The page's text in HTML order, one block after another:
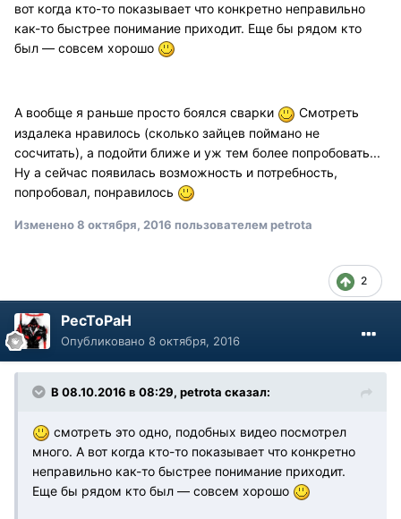
вот когда кто-то показывает что конкретно неправильно
как-то быстрее понимание приходит. Еще бы рядом кто
был — совсем хорошо
А вообще я раньше просто боялся сварки
Смотреть
издалека нравилось (сколько зайцев поймано не
сосчитать), а подойти ближе и уж тем более попробовать...
Ну а сейчас появилась возможность и потребность,
попробовал, понравилось
Изменено8 октября, 2016 пользователем petrota
2
PecToPaH
Опубликовано 8 октября, 2016
В 08.10.2016 в 08:29, petrota сказал:
смотреть это одно, подобных видео посмотрел
много. А вот когда кто-то показывает что конкретно
неправильно как-то быстрее понимание приходит.
Еще бы рядом кто был — совсем хорошо